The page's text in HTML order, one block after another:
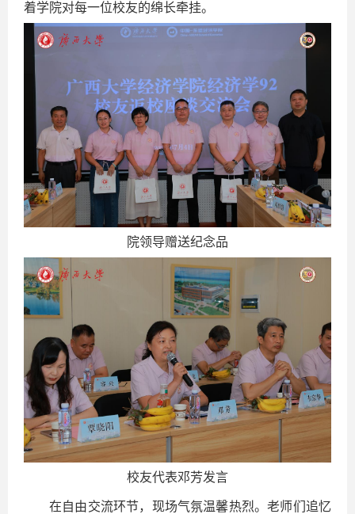
着学院对每一位校友的绵长牵挂。
院领导赠送纪念品
校友代表邓芳发言
在自由交流环节，现场气氛温馨热烈。老师们追忆